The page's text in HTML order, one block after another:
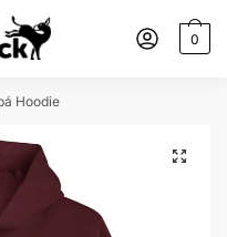
0
Hoodie
🔍